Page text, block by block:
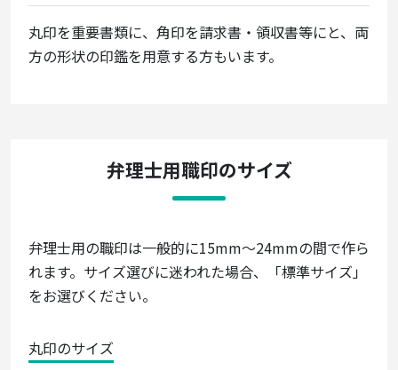
丸印を重要書類に、角印を請求書・領収書等にと、両
方の形状の印鑑を用意する方もいます。
弁理士用職印のサイズ
弁理士用の職印は一般的に15mm～24mmの間で作ら
れます。サイズ選びに迷われた場合、「標準サイズ」
をお選びください。
丸印のサイズ